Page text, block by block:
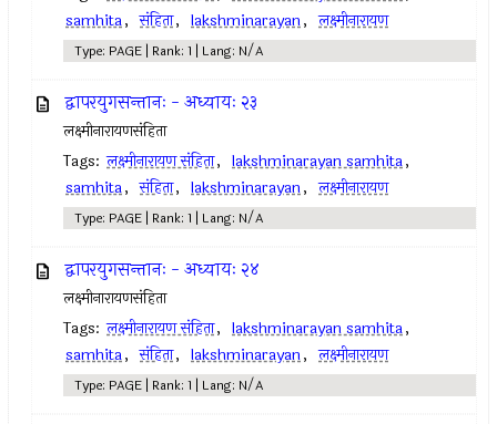
samhita, संहिता, lakshminarayan, लक्ष्मीनारायण
Type: PAGE | Rank: 1 | Lang: N/A
द्वापरयुगसन्तानः - अध्यायः २३
लक्ष्मीनारायणसंहिता
Tags: लक्ष्मीनारायण संहिता, lakshminarayan samhita,
samhita, संहिता, lakshminarayan, लक्ष्मीनारायण
Type: PAGE | Rank: 1 | Lang: N/A
द्वापरयुगसन्तानः - अध्यायः २४
लक्ष्मीनारायणसंहिता
Tags: लक्ष्मीनारायण संहिता, lakshminarayan samhita,
samhita, संहिता, lakshminarayan, लक्ष्मीनारायण
Type: PAGE | Rank: 1 | Lang: N/A